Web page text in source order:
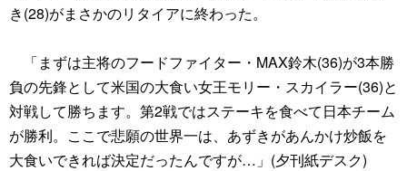
き(28)がまさかのリタイアに終わった。
「まずは主将のフードファイター・MAX鈴木(36)が3本勝
負の先鋒として米国の大食い女王モリー・スカイラー(36)と
対戦して勝ちます。第2戦ではステーキを食べて日本チーム
が勝利。ここで悲願の世界一は、あずきがあんかけ炒飯を
大食いできれば決定だったんですが…」(夕刊紙デスク)